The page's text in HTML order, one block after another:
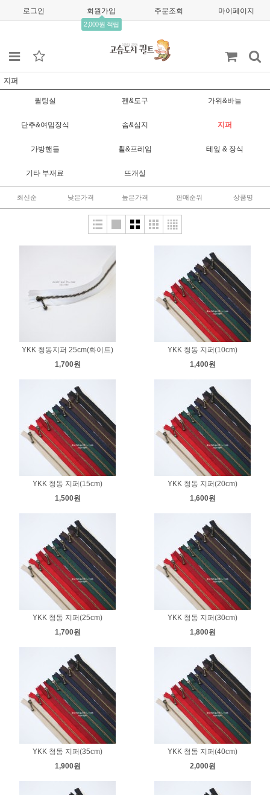
로그인 회원가입
2,000원 적립
주문조회 마이페이지
지퍼
퀼팅실 펜&도구 가위&바늘
단추&여밈장식 솜&심지 지퍼
가방핸들 휠&프레임 테잎 & 장식
기타 부재료 뜨개실
최신순 낮은가격 높은가격 판매순위 상품명
YKK 청동지퍼 25cm(화이트)
1,700원
YKK 청동 지퍼(10cm)
1,400원
YKK 청동 지퍼(15cm)
1,500원
YKK 청동 지퍼(20cm)
1,600원
YKK 청동 지퍼(25cm)
1,700원
YKK 청동 지퍼(30cm)
1,800원
YKK 청동 지퍼(35cm)
1,900원
YKK 청동 지퍼(40cm)
2,000원